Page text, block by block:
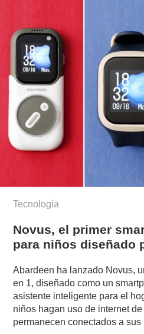
Tecnología
Novus, el primer
para niños diseñado
Abardeen ha lanzado Novus,
en 1, diseñado como un
asistente inteligente para el
niños hagan uso de internet
permanecen conectados a sus